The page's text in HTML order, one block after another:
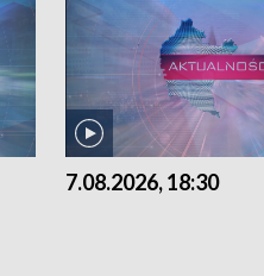
7.08.2026, 18:30